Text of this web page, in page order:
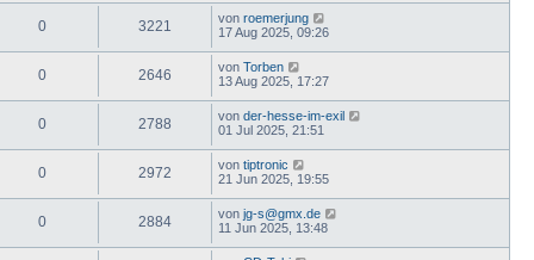
0 3221 von roemerjung
17 Aug 2025, 09:26
0 2646 von Torben
13 Aug 2025, 17:27
0 2788 von der-hesse-im-exil
01 Jul 2025, 21:51
0 2972 von tiptronic
21 Jun 2025, 19:55
0 2884 von jg-s@gmx.de
11 Jun 2025, 13:48